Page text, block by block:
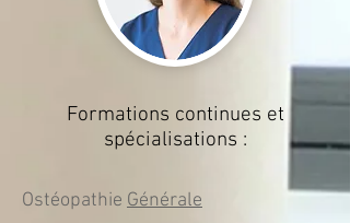
Formations continues et
spécialisations :
Ostéopathie Générale